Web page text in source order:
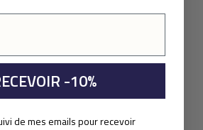
-10%
de mes emails pour recevoir